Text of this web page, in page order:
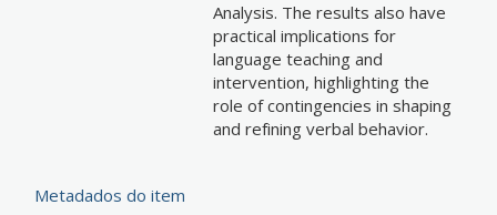
Analysis. The results also have
practical implications for
language teaching and
intervention, highlighting the
role of contingencies in shaping
and refining verbal behavior.
Metadados do item